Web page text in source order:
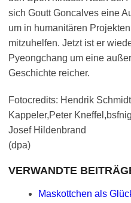
sich Goutt Goncalves eine
um in humanitären
mitzuhelfen. Jetzt ist er
Pyeongchang um eine
Geschichte reicher.
Fotocredits: Hendrik
Kappeler,Peter
Josef Hildenbrand
(dpa)
VERWANDTE
Maskottchen als